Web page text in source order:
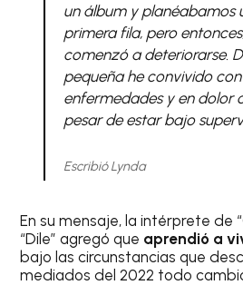
un álbum y planéabamos
primera fila, pero
comenzó a deteriorarse.
pequeña he convivido
enfermedades y en dolor
pesar de estar bajo
Escribió Lynda
En su mensaje, la intérprete de
“Dile” agregó que aprendió a
bajo las circunstancias que
mediados del 2022 todo